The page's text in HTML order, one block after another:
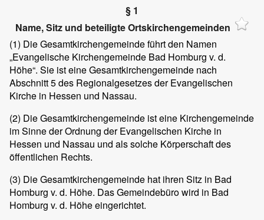
§ 1
Name, Sitz und beteiligte Ortskirchengemeinden
(1) Die Gesamtkirchengemeinde führt den Namen
„Evangelische Kirchengemeinde Bad Homburg v. d.
Höhe“. Sie ist eine Gesamtkirchengemeinde nach
Abschnitt 5 des Regionalgesetzes der Evangelischen
Kirche in Hessen und Nassau.
(2) Die Gesamtkirchengemeinde ist eine Kirchengemeinde
im Sinne der Ordnung der Evangelischen Kirche in
Hessen und Nassau und als solche Körperschaft des
öffentlichen Rechts.
(3) Die Gesamtkirchengemeinde hat ihren Sitz in Bad
Homburg v. d. Höhe. Das Gemeindebüro wird in Bad
Homburg v. d. Höhe eingerichtet.